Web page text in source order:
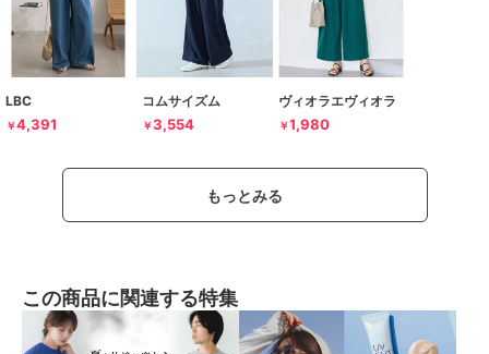
LBC
￥4,391
コムサイズム
￥3,554
ヴィオラエヴィオラ
￥1,980
もっとみる
この商品に関連する特集